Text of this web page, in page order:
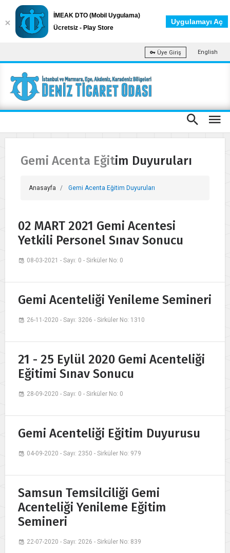
Üye Giriş English
Gemi Acenta Eğitim Duyuruları
Anasayfa Gemi Acenta Eğitim Duyuruları
02 MART 2021 Gemi Acentesi
Yetkili Personel Sınav Sonucu
08-03-2021 - Sayı: 0 - Sirküler No: 0
Gemi Acenteliği Yenileme Semineri
26-11-2020 - Sayı: 3206 - Sirküler No: 1310
21 - 25 Eylül 2020 Gemi Acenteliği
Eğitimi Sınav Sonucu
28-09-2020 - Sayı: 0 - Sirküler No: 0
Gemi Acenteliği Eğitim Duyurusu
04-09-2020 - Sayı: 2350 - Sirküler No: 979
Samsun Temsilciliği Gemi
Acenteliği Yenileme Eğitim
Semineri
22-07-2020 - Sayı: 2026 - Sirküler No: 839
İMEAK DTO (Mobil Uygulama)
Ücretsiz - Play Store
Uygulamayı Aç